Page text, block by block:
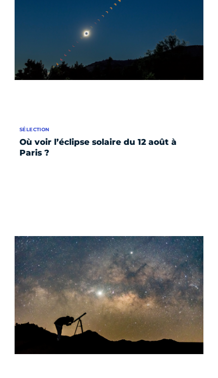
Où voir l’éclipse solaire du 12 août à
Paris ?
SÉLECTION